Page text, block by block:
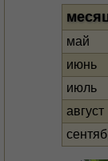
май
июнь
июль
август